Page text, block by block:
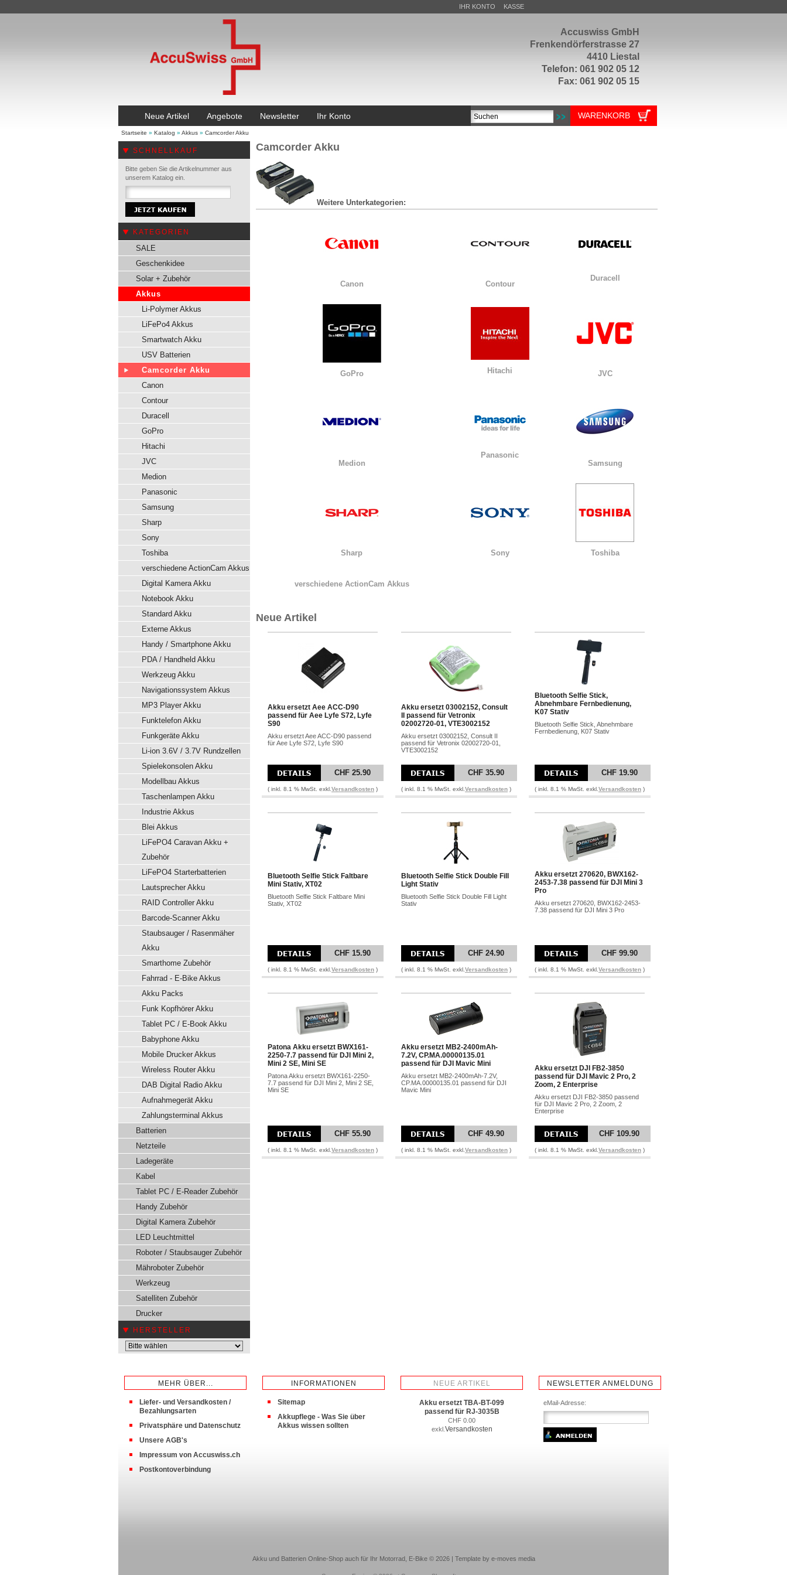
Accuswiss GmbH
Frenkendörferstrasse 27
4410 Liestal
Telefon: 061 902 05 12
Fax: 061 902 05 15
IHR KONTO KASSE
Neue Artikel Angebote Newsletter Ihr Konto WARENKORB
Startseite » Katalog » Akkus » Camcorder Akku
SCHNELLKAUF
Bitte geben Sie die Artikelnummer aus
unserem Katalog ein.
KATEGORIEN
SALE
Geschenkidee
Solar + Zubehör
Akkus
Li-Polymer Akkus
LiFePo4 Akkus
Smartwatch Akku
USV Batterien
Camcorder Akku
Canon
Contour
Duracell
GoPro
Hitachi
JVC
Medion
Panasonic
Samsung
Sharp
Sony
Toshiba
verschiedene ActionCam Akkus
Digital Kamera Akku
Notebook Akku
Standard Akku
Externe Akkus
Handy / Smartphone Akku
PDA / Handheld Akku
Werkzeug Akku
Navigationssystem Akkus
MP3 Player Akku
Funktelefon Akku
Funkgeräte Akku
Li-ion 3.6V / 3.7V Rundzellen
Spielekonsolen Akku
Modellbau Akkus
Taschenlampen Akku
Industrie Akkus
Blei Akkus
LiFePO4 Caravan Akku +
Zubehör
LiFePO4 Starterbatterien
Lautsprecher Akku
RAID Controller Akku
Barcode-Scanner Akku
Staubsauger / Rasenmäher
Akku
Smarthome Zubehör
Fahrrad - E-Bike Akkus
Akku Packs
Funk Kopfhörer Akku
Tablet PC / E-Book Akku
Babyphone Akku
Mobile Drucker Akkus
Wireless Router Akku
DAB Digital Radio Akku
Aufnahmegerät Akku
Zahlungsterminal Akkus
Batterien
Netzteile
Ladegeräte
Kabel
Tablet PC / E-Reader Zubehör
Handy Zubehör
Digital Kamera Zubehör
LED Leuchtmittel
Roboter / Staubsauger Zubehör
Mähroboter Zubehör
Werkzeug
Satelliten Zubehör
Drucker
HERSTELLER
Camcorder Akku
Weitere Unterkategorien:
Canon Contour
Duracell
GoPro Hitachi JVC
Medion
Panasonic
Samsung
Sharp Sony Toshiba
verschiedene ActionCam Akkus
Neue Artikel
Akku ersetzt Aee ACC-D90
passend für Aee Lyfe S72, Lyfe
S90
Akku ersetzt Aee ACC-D90 passend
für Aee Lyfe S72, Lyfe S90
CHF 25.90
( inkl. 8.1 % MwSt. exkl. Versandkosten )
Akku ersetzt 03002152, Consult
II passend für Vetronix
02002720-01, VTE3002152
Akku ersetzt 03002152, Consult II
passend für Vetronix 02002720-01,
VTE3002152
CHF 35.90
( inkl. 8.1 % MwSt. exkl. Versandkosten )
Bluetooth Selfie Stick,
Abnehmbare Fernbedienung,
K07 Stativ
Bluetooth Selfie Stick, Abnehmbare
Fernbedienung, K07 Stativ
CHF 19.90
( inkl. 8.1 % MwSt. exkl. Versandkosten )
Bluetooth Selfie Stick Faltbare
Mini Stativ, XT02
Bluetooth Selfie Stick Faltbare Mini
Stativ, XT02
CHF 15.90
( inkl. 8.1 % MwSt. exkl. Versandkosten )
Bluetooth Selfie Stick Double Fill
Light Stativ
Bluetooth Selfie Stick Double Fill Light
Stativ
CHF 24.90
( inkl. 8.1 % MwSt. exkl. Versandkosten )
Akku ersetzt 270620, BWX162-
2453-7.38 passend für DJI Mini 3
Pro
Akku ersetzt 270620, BWX162-2453-
7.38 passend für DJI Mini 3 Pro
CHF 99.90
( inkl. 8.1 % MwSt. exkl. Versandkosten )
Patona Akku ersetzt BWX161-
2250-7.7 passend für DJI Mini 2,
Mini 2 SE, Mini SE
Patona Akku ersetzt BWX161-2250-
7.7 passend für DJI Mini 2, Mini 2 SE,
Mini SE
CHF 55.90
( inkl. 8.1 % MwSt. exkl. Versandkosten )
Akku ersetzt MB2-2400mAh-
7.2V, CP.MA.00000135.01
passend für DJI Mavic Mini
Akku ersetzt MB2-2400mAh-7.2V,
CP.MA.00000135.01 passend für DJI
Mavic Mini
CHF 49.90
( inkl. 8.1 % MwSt. exkl. Versandkosten )
Akku ersetzt DJI FB2-3850
passend für DJI Mavic 2 Pro, 2
Zoom, 2 Enterprise
Akku ersetzt DJI FB2-3850 passend
für DJI Mavic 2 Pro, 2 Zoom, 2
Enterprise
CHF 109.90
( inkl. 8.1 % MwSt. exkl. Versandkosten )
MEHR ÜBER...
Liefer- und Versandkosten /
Bezahlungsarten
Privatsphäre und Datenschutz
Unsere AGB's
Impressum von Accuswiss.ch
Postkontoverbindung
INFORMATIONEN
Sitemap
Akkupflege - Was Sie über
Akkus wissen sollten
NEUE ARTIKEL
Akku ersetzt TBA-BT-099
passend für RJ-3035B
CHF 0.00
exkl. Versandkosten
NEWSLETTER ANMELDUNG
eMail-Adresse:
Akku und Batterien Online-Shop auch für Ihr Motorrad, E-Bike © 2026 | Template by e-moves media